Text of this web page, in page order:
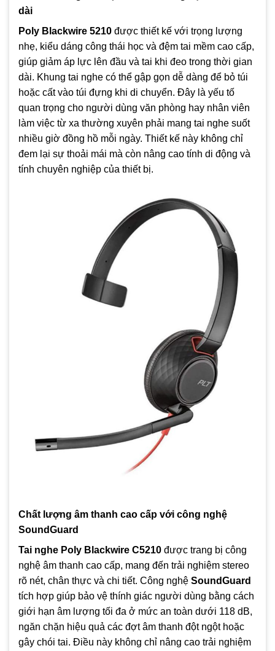
dài
Poly Blackwire 5210 được thiết kế với trọng lượng
nhẹ, kiểu dáng công thái học và đệm tai mềm cao cấp,
giúp giảm áp lực lên đầu và tai khi đeo trong thời gian
dài. Khung tai nghe có thể gập gọn dễ dàng để bỏ túi
hoặc cất vào túi đựng khi di chuyển. Đây là yếu tố
quan trọng cho người dùng văn phòng hay nhân viên
làm việc từ xa thường xuyên phải mang tai nghe suốt
nhiều giờ đồng hồ mỗi ngày. Thiết kế này không chỉ
đem lại sự thoải mái mà còn nâng cao tính di động và
tính chuyên nghiệp của thiết bị.
Chất lượng âm thanh cao cấp với công nghệ
SoundGuard
Tai nghe Poly Blackwire C5210 được trang bị công
nghệ âm thanh cao cấp, mang đến trải nghiệm stereo
rõ nét, chân thực và chi tiết. Công nghệ SoundGuard
tích hợp giúp bảo vệ thính giác người dùng bằng cách
giới hạn âm lượng tối đa ở mức an toàn dưới 118 dB,
ngăn chặn hiệu quả các đợt âm thanh đột ngột hoặc
gây chói tai. Điều này không chỉ nâng cao trải nghiệm